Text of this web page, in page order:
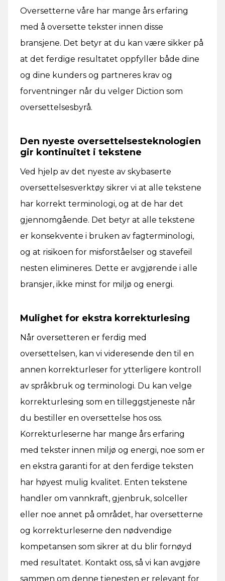
Oversetterne våre har mange års erfaring
med å oversette tekster innen disse
bransjene. Det betyr at du kan være sikker på
at det ferdige resultatet oppfyller både dine
og dine kunders og partneres krav og
forventninger når du velger Diction som
oversettelsesbyrå.
Den nyeste oversettelsesteknologien
gir kontinuitet i tekstene
Ved hjelp av det nyeste av skybaserte
oversettelsesverktøy sikrer vi at alle tekstene
har korrekt terminologi, og at de har det
gjennomgående. Det betyr at alle tekstene
er konsekvente i bruken av fagterminologi,
og at risikoen for misforståelser og stavefeil
nesten elimineres. Dette er avgjørende i alle
bransjer, ikke minst for miljø og energi.
Mulighet for ekstra korrekturlesing
Når oversetteren er ferdig med
oversettelsen, kan vi videresende den til en
annen korrekturleser for ytterligere kontroll
av språkbruk og terminologi. Du kan velge
korrekturlesing som en tilleggstjeneste når
du bestiller en oversettelse hos oss.
Korrekturleserne har mange års erfaring
med tekster innen miljø og energi, noe som er
en ekstra garanti for at den ferdige teksten
har høyest mulig kvalitet. Enten tekstene
handler om vannkraft, gjenbruk, solceller
eller noe annet på området, har oversetterne
og korrekturleserne den nødvendige
kompetansen som sikrer at du blir fornøyd
med resultatet. Kontakt oss, så vi kan avgjøre
sammen om denne tjenesten er relevant for